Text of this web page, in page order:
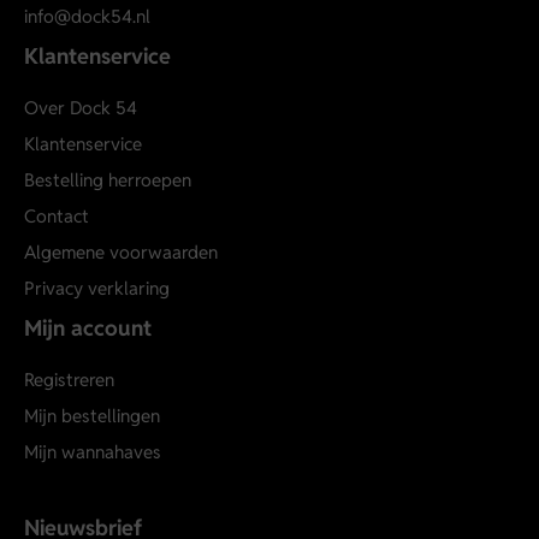
info@dock54.nl
Klantenservice
Over Dock 54
Klantenservice
Bestelling herroepen
Contact
Algemene voorwaarden
Privacy verklaring
Mijn account
Registreren
Mijn bestellingen
Mijn wannahaves
Nieuwsbrief